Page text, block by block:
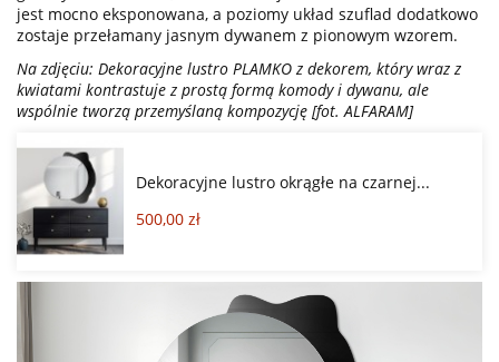
jest mocno eksponowana, a poziomy układ szuflad dodatkowo
zostaje przełamany jasnym dywanem z pionowym wzorem.
Na zdjęciu: Dekoracyjne lustro PLAMKO z dekorem, który wraz z
kwiatami kontrastuje z prostą formą komody i dywanu, ale
wspólnie tworzą przemyślaną kompozycję [fot. ALFARAM]
Dekoracyjne lustro okrągłe na czarnej...
500,00 zł